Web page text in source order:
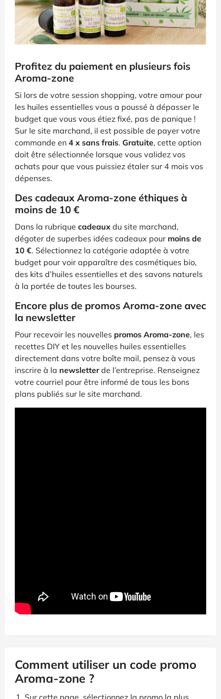
Profitez du paiement en plusieurs fois
Aroma-zone
Si lors de votre session shopping, votre amour pour
les huiles essentielles vous a poussé à dépasser le
budget que vous vous étiez fixé, pas de panique !
Sur le site marchand, il est possible de payer votre
commande en 4 x sans frais. Gratuite, cette option
doit être sélectionnée lorsque vous validez vos
achats pour que vous puissiez étaler sur 4 mois vos
dépenses.
Des cadeaux Aroma-zone éthiques à
moins de 10 €
Dans la rubrique cadeaux du site marchand,
dégoter de superbes idées cadeaux pour moins de
10 €. Sélectionnez la catégorie adaptée à votre
budget pour voir apparaître des cosmétiques bio,
des kits d’huiles essentielles et des savons naturels
à la portée de toutes les bourses.
Encore plus de promos Aroma-zone avec
la newsletter
Pour recevoir les nouvelles promos Aroma-zone, les
recettes DIY et les nouvelles huiles essentielles
directement dans votre boîte mail, pensez à vous
inscrire à la newsletterde l’entreprise. Renseignez
votre courriel pour être informé de tous les bons
plans publiés sur le site marchand.
Comment utiliser un code promo
Aroma-zone ?
Sur cette page, sélectionnez la promo la plus